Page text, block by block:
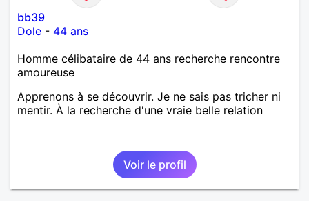
bb39
Dole - 44 ans
Homme célibataire de 44 ans recherche rencontre
amoureuse
Apprenons à se découvrir. Je ne sais pas tricher ni
mentir. À la recherche d'une vraie belle relation
Voir le profil